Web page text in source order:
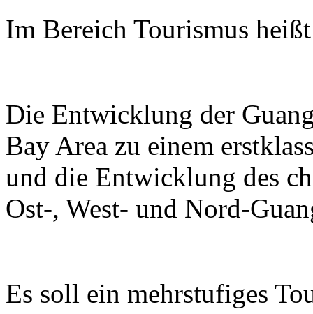
Im Bereich Tourismus
Die Entwicklung der
Bay Area zu einem
und die Entwicklung des
Ost-, West- und Nord-
Es soll ein mehrstufiges